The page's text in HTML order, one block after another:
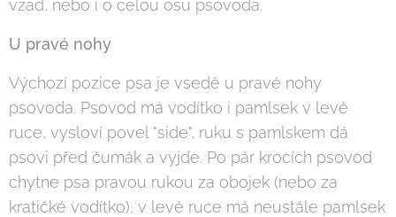
vzad, nebo i o celou osu psovoda.
U pravé nohy
Výchozí pozice psa je vsedě u pravé nohy
psovoda. Psovod má vodítko i pamlsek v levé
ruce, vysloví povel "side", ruku s pamlskem dá
psovi před čumák a vyjde. Po pár krocích psovod
chytne psa pravou rukou za obojek (nebo za
kratičké vodítko), v levé ruce má neustále pamlsek